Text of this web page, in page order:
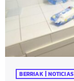
BERRIAK | NOTICIAS